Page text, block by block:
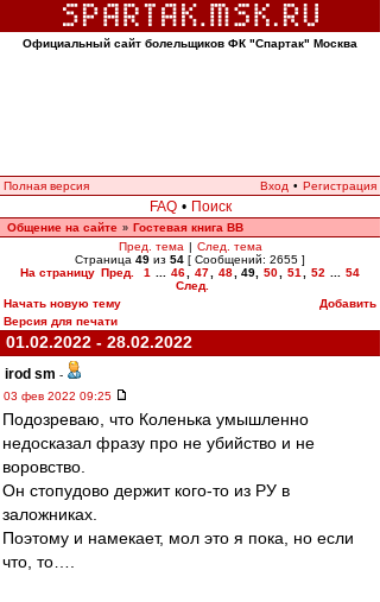
Официальный сайт болельщиков ФК "Спартак" Москва
Полная версия Вход • Регистрация
FAQ • Поиск
Общение на сайте » Гостевая книга ВВ
Пред. тема | След. тема
Страница 49 из 54 [ Сообщений: 2655 ]
На страницу Пред. 1 46 47 48 49 50 51 52
54
След.
Начать новую тему
Добавить
Версия для печати
01.02.2022 - 28.02.2022
irod sm -
03 фев 2022 09:25
Подозреваю, что Коленька умышленно
недосказал фразу про не убийство и не
воровство.
Он стопудово держит кого-то из РУ в
заложниках.
Поэтому и намекает, мол это я пока, но если
что, то….